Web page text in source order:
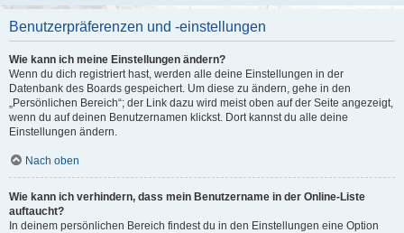
Benutzerpräferenzen und -einstellungen
Wie kann ich meine Einstellungen ändern?
Wenn du dich registriert hast, werden alle deine Einstellungen in der
Datenbank des Boards gespeichert. Um diese zu ändern, gehe in den
„Persönlichen Bereich“; der Link dazu wird meist oben auf der Seite angezeigt,
wenn du auf deinen Benutzernamen klickst. Dort kannst du alle deine
Einstellungen ändern.
Nach oben
Wie kann ich verhindern, dass mein Benutzername in der Online-Liste
auftaucht?
In deinem persönlichen Bereich findest du in den Einstellungen eine Option